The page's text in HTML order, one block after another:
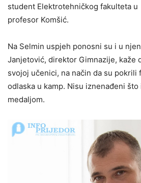
student Elektrotehničkog fakulteta
profesor Komšić.
Na Selmin uspjeh ponosni su i u
Janjetović, direktor Gimnazije, kaže
svojoj učenici, na način da su pokrili
odlaska u kamp. Nisu iznenađeni
medaljom.